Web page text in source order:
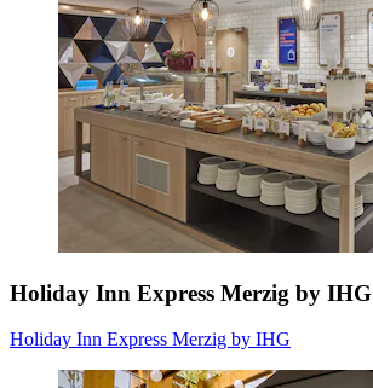
Holiday Inn Express Merzig by IHG
Holiday Inn Express Merzig by IHG